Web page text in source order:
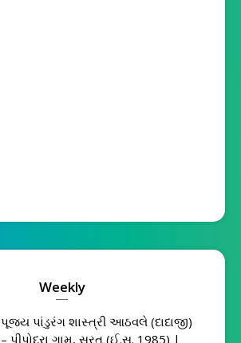
Weekly
પૂજ્ય પાંડુરંગ શાસ્ત્રી આઠવલે (દાદાજી)
– પીપોદરા ગામ, સુરત (ઈ.સ. 1985) |